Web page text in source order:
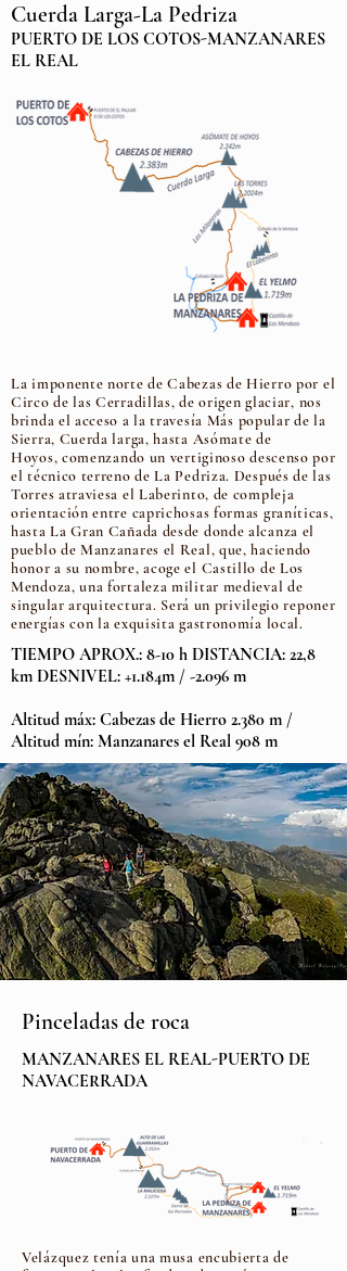
Cuerda Larga-La Pedriza
PUERTO DE LOS COTOS-MANZANARES
EL REAL
La imponente norte de Cabezas de Hierro por el
Circo de las Cerradillas, de origenglaciar, nos
brinda el acceso a la travesía Más popular de la
Sierra, Cuerda larga, hasta Asómate de
Hoyos, comenzando un vertiginoso descenso por
el técnico terreno de La Pedriza. Después de las
Torres atraviesa el Laberinto, de compleja
orientación entre caprichosas formas graníticas,
hasta La Gran Cañada desde donde alcanza el
pueblo de Manzanares el Real, que, haciendo
honor a su nombre, acoge el Castillo de Los
Mendoza, una fortaleza militar medieval de
singular arquitectura. Será un privilegio reponer
energías con la exquisita gastronomía local.
TIEMPO APROX.: 8-10 h DISTANCIA: 22,8
km DESNIVEL: +1.184m / -2.096 m
Altitud máx: Cabezas de Hierro 2.380 m /
Altitud mín: Manzanares el Real 908 m
Pinceladas de roca
MANZANARES EL REAL-PUERTO DE
NAVACERRADA
Velázquez tenía una musa encubierta de